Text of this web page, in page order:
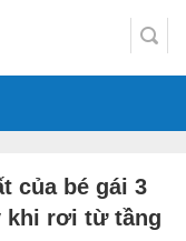
của bé gái 3
khi rơi từ tầng